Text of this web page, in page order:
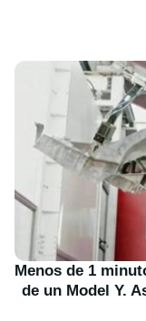
Menos de 1
de un Model Y.